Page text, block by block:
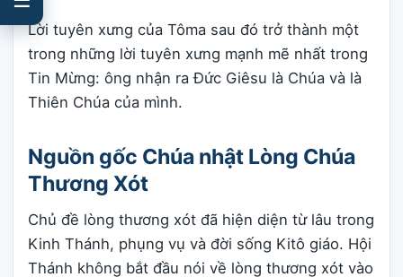
Lời tuyên xưng của Tôma sau đó trở thành một
trong những lời tuyên xưng mạnh mẽ nhất trong
Tin Mừng: ông nhận ra Đức Giêsu là Chúa và là
Thiên Chúa của mình.
Nguồn gốc Chúa nhật Lòng Chúa
Thương Xót
Chủ đề lòng thương xót đã hiện diện từ lâu trong
Kinh Thánh, phụng vụ và đời sống Kitô giáo. Hội
Thánh không bắt đầu nói về lòng thương xót vào